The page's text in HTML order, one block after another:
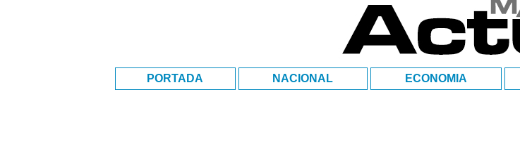
PORTADA NACIONAL ECONOMIA